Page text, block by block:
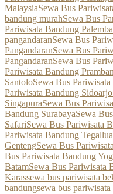
MalaysiaSewa Bus
bandung murahSewa Bus
Pariwisata Bandung
pangandaranSewa Bus
PangandaranSewa Bus
PangandaranSewa Bus
Pariwisata Bandung
SantoloSewa Bus
Pariwisata Bandung Sidoarjo
SingapuraSewa Bus
Bandung SurabayaSewa
SafariSewa Bus Pariwisata
Pariwisata Bandung
GentengSewa Bus
Bus Pariwisata Bandung
BatamSewa Bus Pariwisata
Karassewa bus pariwisata
bandungsewa bus